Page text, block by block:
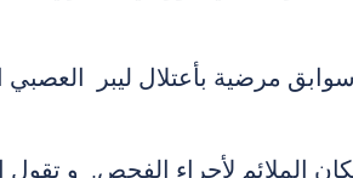
مرضية بأعتلال ليبر العصبي